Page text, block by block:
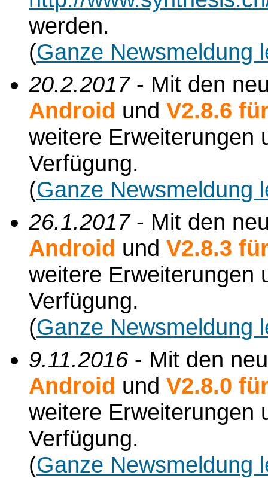
werden.
(Ganze Newsmeldung
20.2.2017- Mit den
Android und V2.8.6
weitere Erweiterungen
Verfügung.
(Ganze Newsmeldung
26.1.2017- Mit den
Android und V2.8.3
weitere Erweiterungen
Verfügung.
(Ganze Newsmeldung
9.11.2016 - Mit den
Android und V2.8.0
weitere Erweiterungen
Verfügung.
(Ganze Newsmeldung